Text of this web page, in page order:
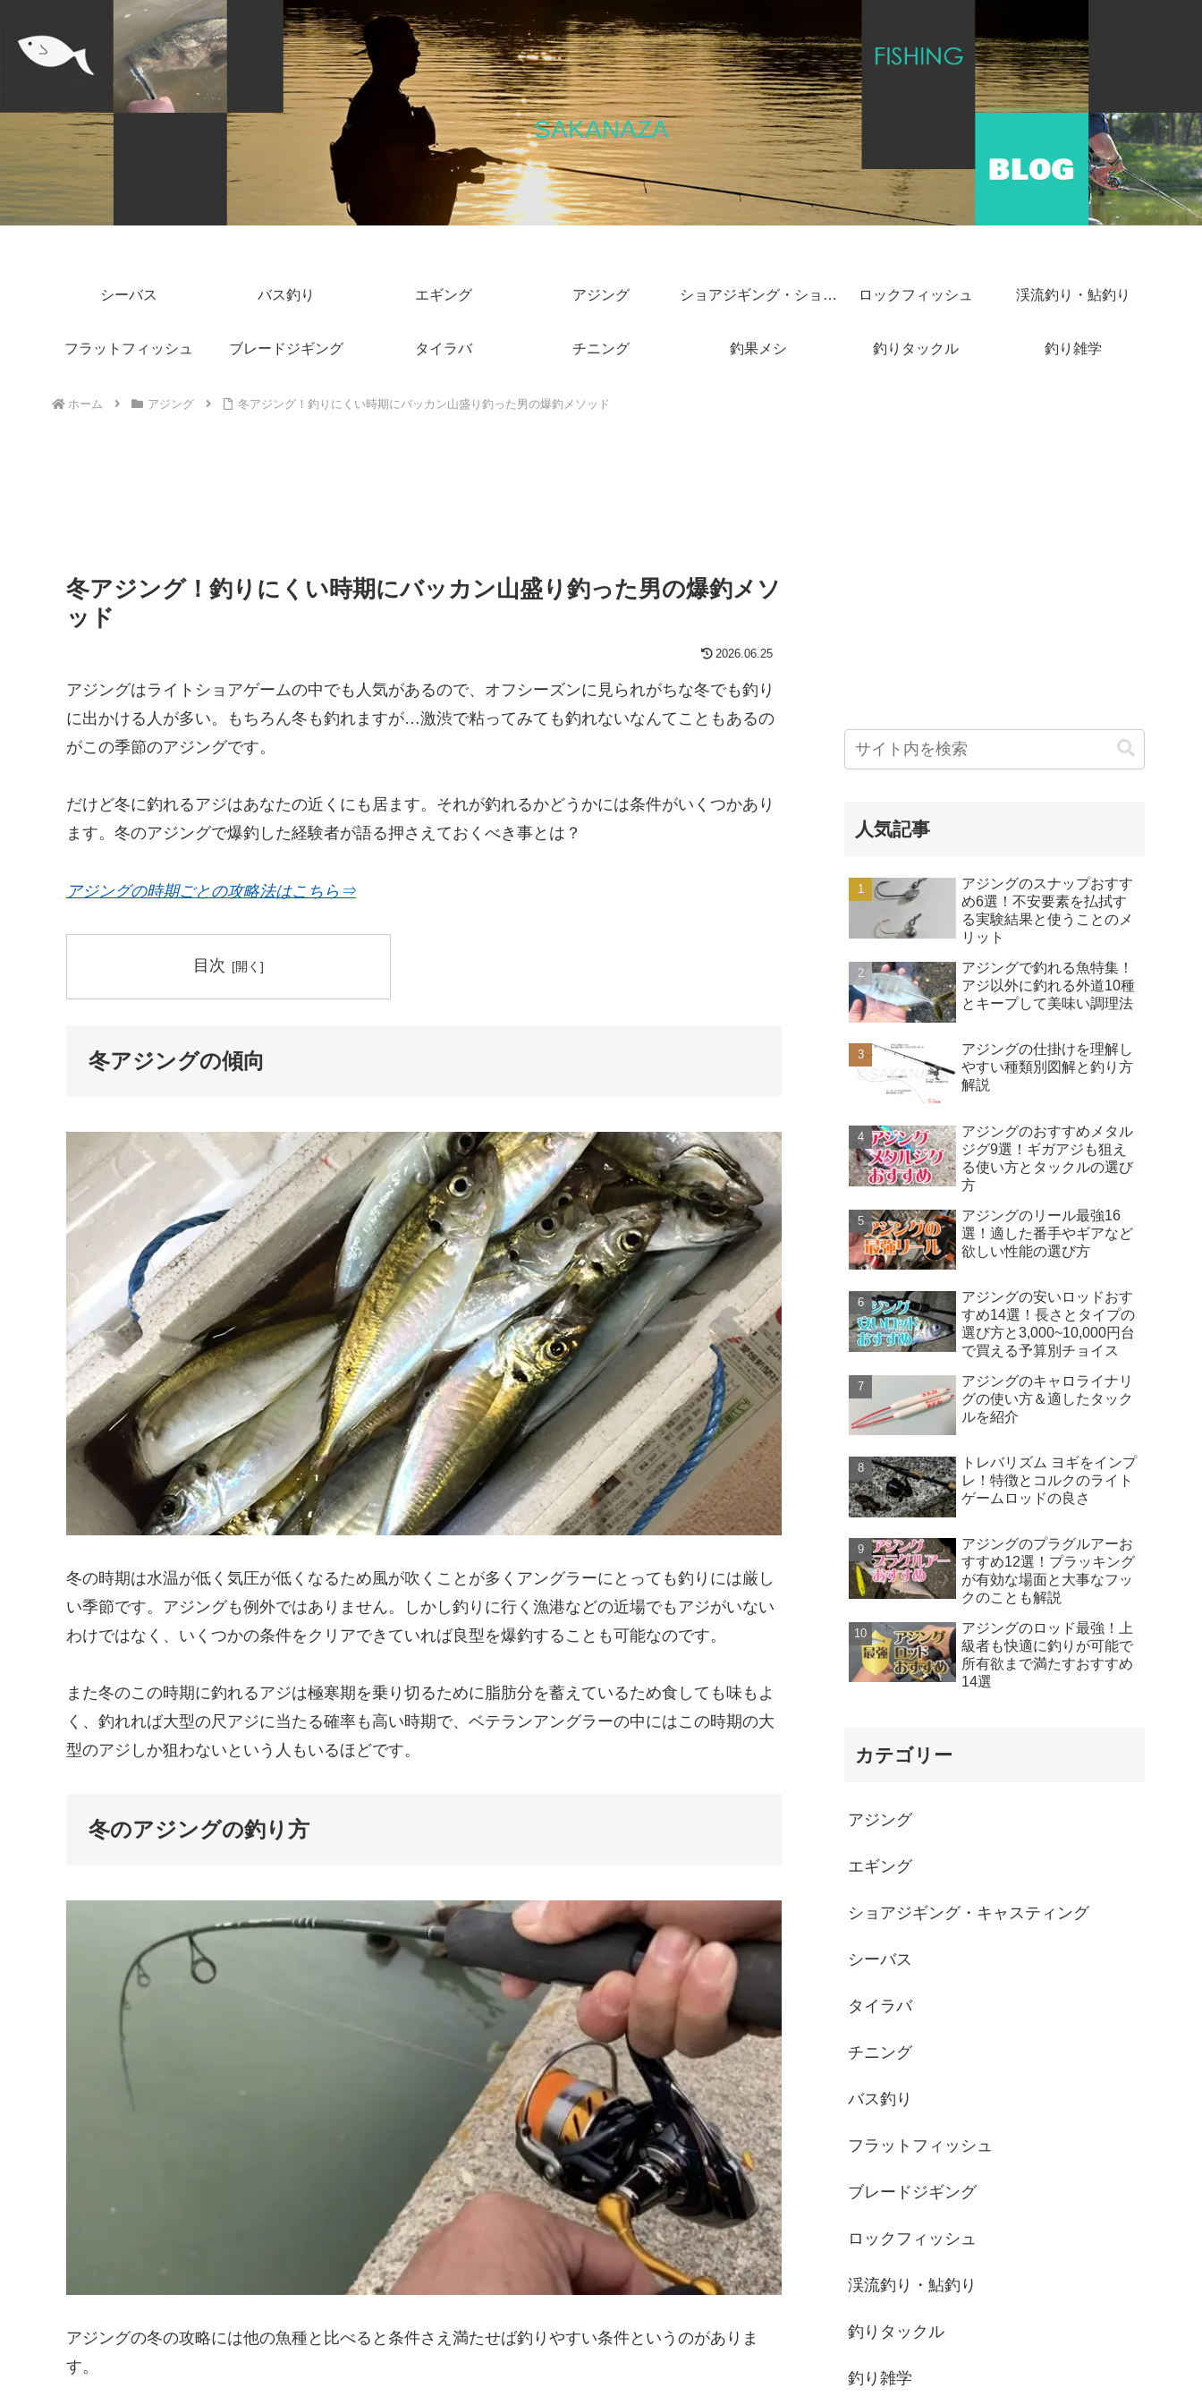
SAKANAZA
シーバス バス釣り エギング アジング ショアジギング・ショアキャスティング ロックフィッシュ 渓流釣り・鮎釣り
フラットフィッシュ ブレードジギング タイラバ チニング 釣果メシ 釣りタックル 釣り雑学
ホーム アジング 冬アジング！釣りにくい時期にバッカン山盛り釣った男の爆釣メソッド
冬アジング！釣りにくい時期にバッカン山盛り釣った男の爆釣メソ
ッド
2026.06.25
アジングはライトショアゲームの中でも人気があるので、オフシーズンに見られがちな冬でも釣り
に出かける人が多い。もちろん冬も釣れますが…激渋で粘ってみても釣れないなんてこともあるの
がこの季節のアジングです。
だけど冬に釣れるアジはあなたの近くにも居ます。それが釣れるかどうかには条件がいくつかあり
ます。冬のアジングで爆釣した経験者が語る押さえておくべき事とは？
アジングの時期ごとの攻略法はこちら⇒
目次
冬アジングの傾向
冬の時期は水温が低く気圧が低くなるため風が吹くことが多くアングラーにとっても釣りには厳し
い季節です。アジングも例外ではありません。しかし釣りに行く漁港などの近場でもアジがいない
わけではなく、いくつかの条件をクリアできていれば良型を爆釣することも可能なのです。
また冬のこの時期に釣れるアジは極寒期を乗り切るために脂肪分を蓄えているため食しても味もよ
く、釣れれば大型の尺アジに当たる確率も高い時期で、ベテランアングラーの中にはこの時期の大
型のアジしか狙わないという人もいるほどです。
冬のアジングの釣り方
アジングの冬の攻略には他の魚種と比べると条件さえ満たせば釣りやすい条件というのがありま
す。
人気記事
アジングのスナップおすす
め6選！不安要素を払拭す
る実験結果と使うことのメ
リット
アジングで釣れる魚特集！
アジ以外に釣れる外道10種
とキープして美味い調理法
アジングの仕掛けを理解し
やすい種類別図解と釣り方
解説
アジングのおすすめメタル
ジグ9選！ギガアジも狙え
る使い方とタックルの選び
方
アジングのリール最強16
選！適した番手やギアなど
欲しい性能の選び方
アジングの安いロッドおす
すめ14選！長さとタイプの
選び方と3,000~10,000円台
で買える予算別チョイス
アジングのキャロライナリ
グの使い方＆適したタック
ルを紹介
トレバリズム ヨギをインプ
レ！特徴とコルクのライト
ゲームロッドの良さ
アジングのプラグルアーお
すすめ12選！プラッキング
が有効な場面と大事なフッ
クのことも解説
アジングのロッド最強！上
級者も快適に釣りが可能で
所有欲まで満たすおすすめ
14選
カテゴリー
アジング
エギング
ショアジギング・キャスティング
シーバス
タイラバ
チニング
バス釣り
フラットフィッシュ
ブレードジギング
ロックフィッシュ
渓流釣り・鮎釣り
釣りタックル
釣り雑学